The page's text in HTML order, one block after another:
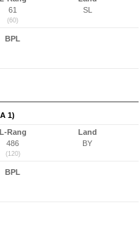
61
(60)
SL
BPL
1)
L-Rang
486
(120)
Land
BY
BPL